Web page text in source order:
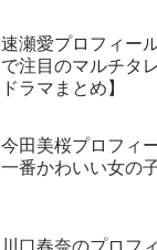
速瀬愛プロフィー
で注目のマルチタ
ドラマまとめ】
今田美桜プロフィ
一番かわいい女の
川口春奈のプロフ